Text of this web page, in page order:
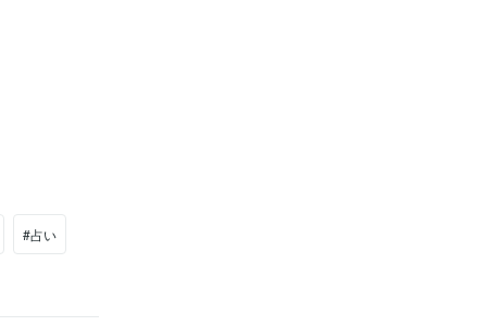
#占い